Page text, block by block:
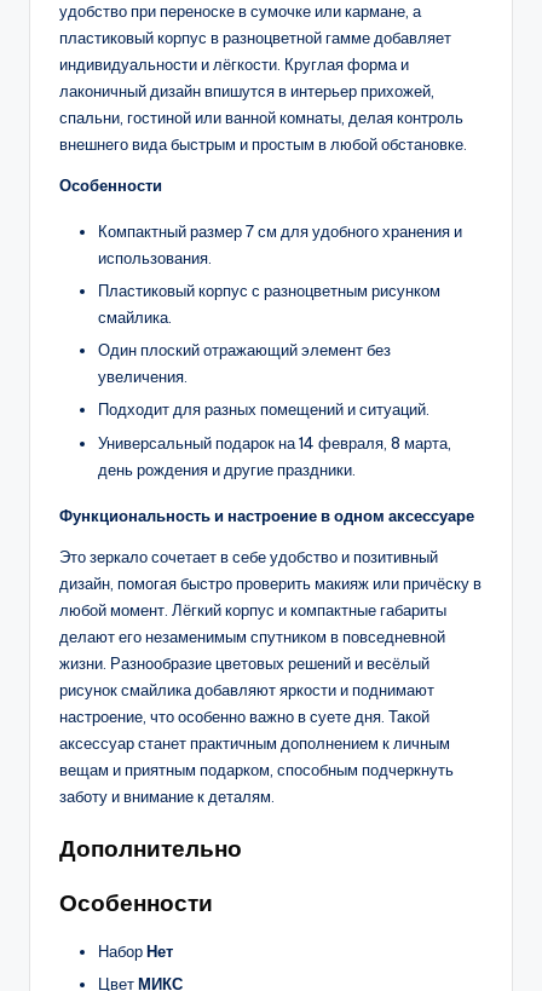
удобство при переноске в сумочке или кармане, а
пластиковый корпус в разноцветной гамме добавляет
индивидуальности и лёгкости. Круглая форма и
лаконичный дизайн впишутся в интерьер прихожей,
спальни, гостиной или ванной комнаты, делая контроль
внешнего вида быстрым и простым в любой обстановке.
Особенности
Компактный размер 7 см для удобного хранения и
использования.
Пластиковый корпус с разноцветным рисунком
смайлика.
Один плоский отражающий элемент без
увеличения.
Подходит для разных помещений и ситуаций.
Универсальный подарок на 14 февраля, 8 марта,
день рождения и другие праздники.
Функциональность и настроение в одном аксессуаре
Это зеркало сочетает в себе удобство и позитивный
дизайн, помогая быстро проверить макияж или причёску в
любой момент. Лёгкий корпус и компактные габариты
делают его незаменимым спутником в повседневной
жизни. Разнообразие цветовых решений и весёлый
рисунок смайлика добавляют яркости и поднимают
настроение, что особенно важно в суете дня. Такой
аксессуар станет практичным дополнением к личным
вещам и приятным подарком, способным подчеркнуть
заботу и внимание к деталям.
Дополнительно
Особенности
НаборНет
ЦветМИКС